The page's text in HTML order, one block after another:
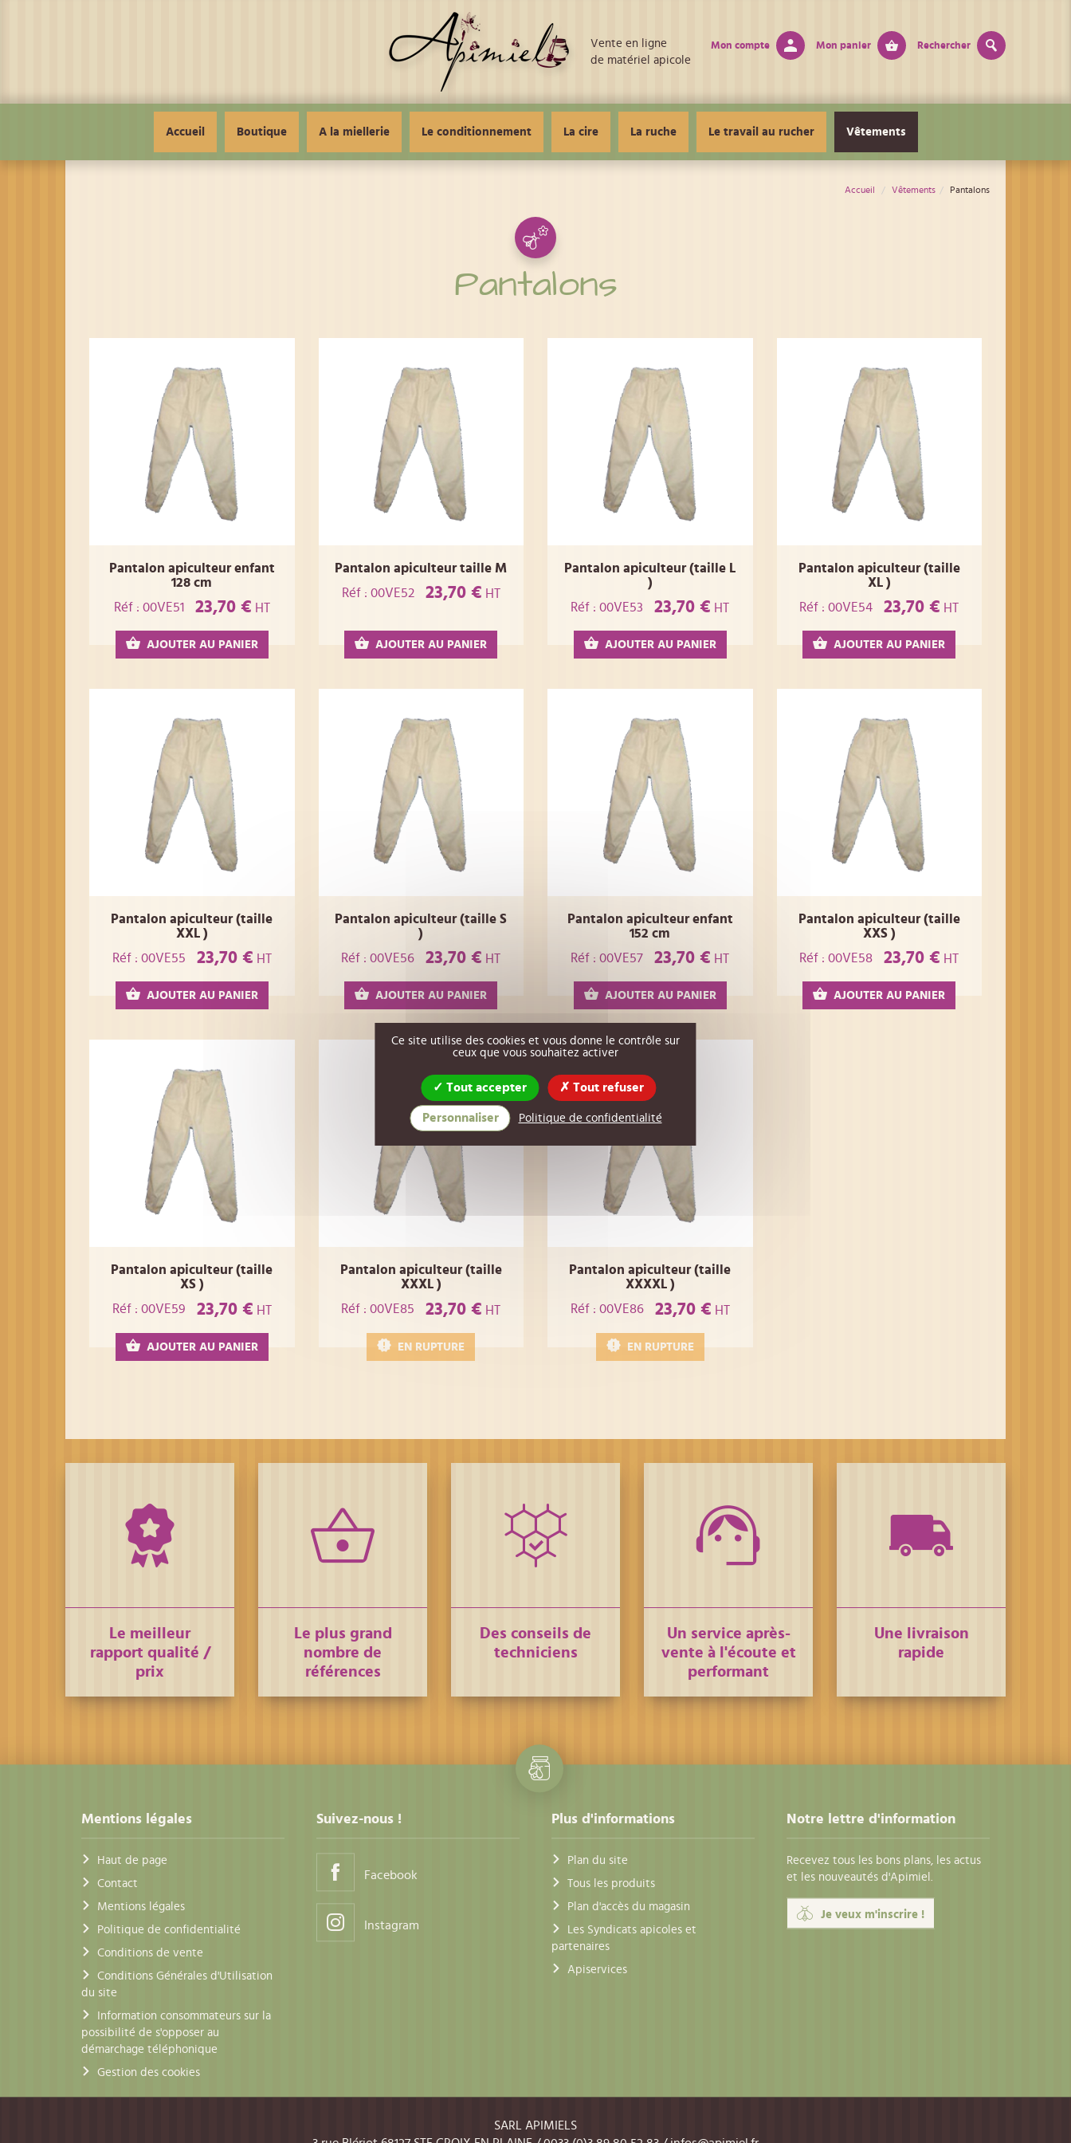
Accueil Vêtements Pantalons
Pantalons
Pantalon apiculteur enfant
128 cm
Réf : 00VE51
23,70 € HT
AJOUTER AU PANIER
Pantalon apiculteur taille M
Réf : 00VE52
23,70 € HT
AJOUTER AU PANIER
Pantalon apiculteur (taille L
)
Réf : 00VE53
23,70 € HT
AJOUTER AU PANIER
Pantalon apiculteur (taille
XL )
Réf : 00VE54
23,70 € HT
AJOUTER AU PANIER
Pantalon apiculteur (taille
XXL )
Réf : 00VE55
23,70 € HT
AJOUTER AU PANIER
Pantalon apiculteur (taille S
)
Réf : 00VE56
23,70 € HT
AJOUTER AU PANIER
Pantalon apiculteur enfant
152 cm
Réf : 00VE57
23,70 € HT
AJOUTER AU PANIER
Pantalon apiculteur (taille
XXS )
Réf : 00VE58
23,70 € HT
AJOUTER AU PANIER
Pantalon apiculteur (taille
XS )
Réf : 00VE59
23,70 € HT
AJOUTER AU PANIER
Pantalon apiculteur (taille
XXXL )
Réf : 00VE85
23,70 € HT
EN RUPTURE
Pantalon apiculteur (taille
XXXXL )
Réf : 00VE86
23,70 € HT
EN RUPTURE
Vente en ligne
de matériel apicole
Mon compte Mon panier Rechercher
Le meilleur
rapport qualité /
prix
Le plus grand
nombre de
références
Des conseils de
techniciens
Un service après-
vente à l'écoute et
performant
Une livraison
rapide
Mentions légales
Haut de page
Contact
Mentions légales
Politique de confidentialité
Conditions de vente
Conditions Générales d'Utilisation
du site
Information consommateurs sur la
possibilité de s'opposer au
démarchage téléphonique
Gestion des cookies
Suivez-nous !
Facebook
Instagram
Plus d'informations
Plan du site
Tous les produits
Plan d'accès du magasin
Les Syndicats apicoles et
partenaires
Apiservices
Notre lettre d'information
Recevez tous les bons plans, les actus
et les nouveautés d'Apimiel.
Je veux m'inscrire !
SARL APIMIELS
Accueil Boutique A la miellerie Le conditionnement La cire La ruche Le travail au rucher Vêtements
Ce site utilise des cookies et vous donne le contrôle sur
ceux que vous souhaitez activer
Tout accepter Tout refuser
Personnaliser Politique de confidentialité